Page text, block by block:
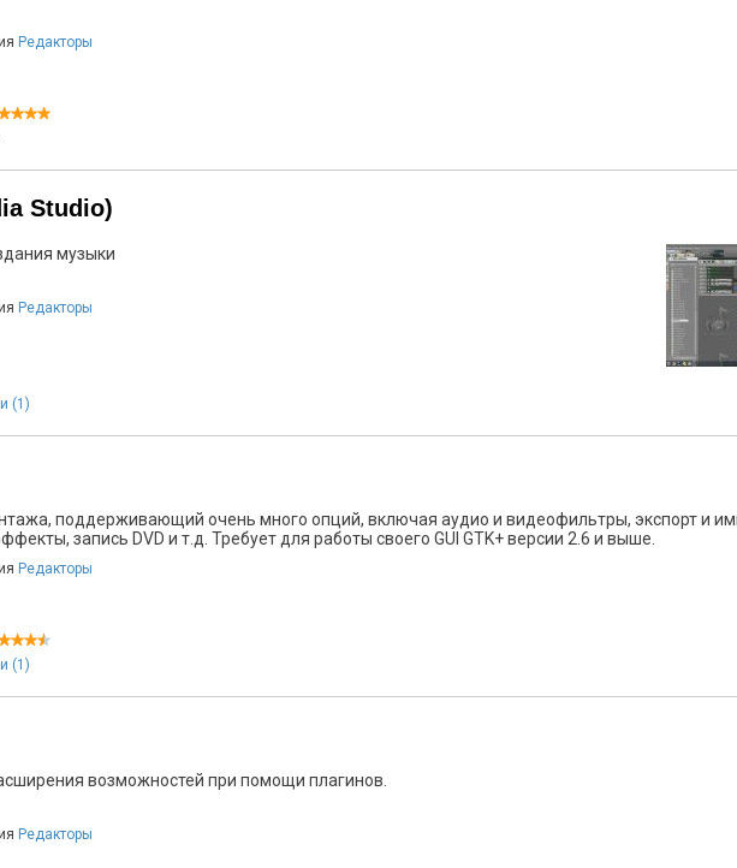
Редакторы
Studio)
музыки
Редакторы
(1)
поддерживающий очень много опций, включая аудио и видеофильтры, экспорт и
запись DVD и т.д. Требует для работы своего GUI GTK+ версии 2.6 и выше.
Редакторы
(1)
возможностей при помощи плагинов.
Редакторы